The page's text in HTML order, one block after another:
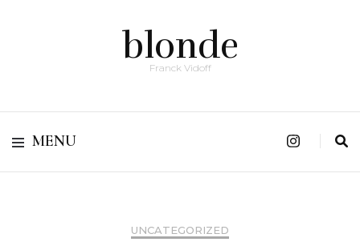
blonde
Franck Vidoff
MENU
UNCATEGORIZED